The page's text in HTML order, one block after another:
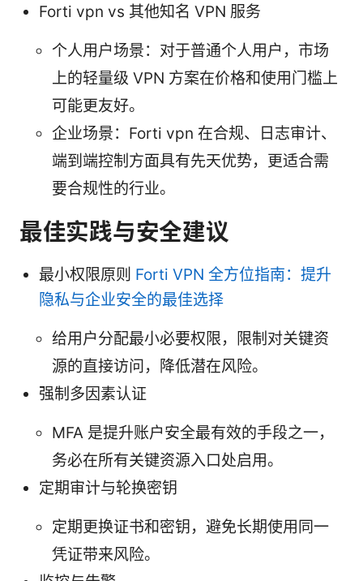
Forti vpn vs 其他知名 VPN 服务
个人用户场景：对于普通个人用户，市场
上的轻量级 VPN 方案在价格和使用门槛上
可能更友好。
企业场景：Forti vpn 在合规、日志审计、
端到端控制方面具有先天优势，更适合需
要合规性的行业。
最佳实践与安全建议
最小权限原则 Forti VPN 全方位指南：提升
隐私与企业安全的最佳选择
给用户分配最小必要权限，限制对关键资
源的直接访问，降低潜在风险。
强制多因素认证
MFA 是提升账户安全最有效的手段之一，
务必在所有关键资源入口处启用。
定期审计与轮换密钥
定期更换证书和密钥，避免长期使用同一
凭证带来风险。